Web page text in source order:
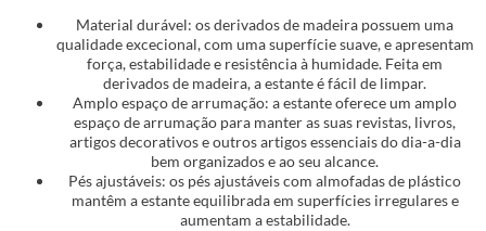
Material durável: os derivados de madeira possuem uma
qualidade excecional, com uma superfície suave, e apresentam
força, estabilidade e resistência à humidade. Feita em
derivados de madeira, a estante é fácil de limpar.
Amplo espaço de arrumação: a estante oferece um amplo
espaço de arrumação para manter as suas revistas, livros,
artigos decorativos e outros artigos essenciais do dia-a-dia
bem organizados e ao seu alcance.
Pés ajustáveis: os pés ajustáveis com almofadas de plástico
mantêm a estante equilibrada em superfícies irregulares e
aumentam a estabilidade.